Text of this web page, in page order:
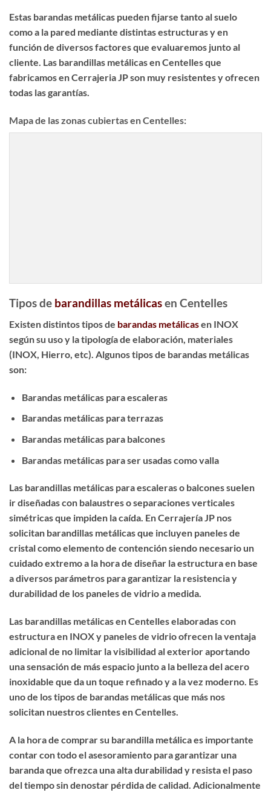
Estas barandas metálicas pueden fijarse tanto al suelo
como a la pared mediante distintas estructuras y en
función de diversos factores que evaluaremos junto al
cliente. Las barandillas metálicas en Centellesque
fabricamos en Cerrajeria JP son muy resistentes y ofrecen
todas las garantías.
Mapa de las zonas cubiertas en Centelles:
Tipos de barandillas metálicasen Centelles
Existen distintos tipos de barandas metálicasen INOX
según su uso y la tipología de elaboración, materiales
(INOX, Hierro, etc). Algunos tipos de barandas metálicas
son:
Barandas metálicas para escaleras
Barandas metálicas para terrazas
Barandas metálicas para balcones
Barandas metálicas para ser usadas como valla
Las barandillas metálicas para escaleraso balcones suelen
ir diseñadas con balaustres o separaciones verticales
simétricas que impiden la caída. En Cerrajería JP nos
solicitan barandillas metálicas que incluyen paneles de
cristal como elemento de contención siendo necesario un
cuidado extremo a la hora de diseñar la estructura en base
a diversos parámetros para garantizar la resistencia y
durabilidad de los paneles de vidrio a medida.
Las barandillas metálicas en Centelles elaboradas con
estructura en INOX y paneles de vidrio ofrecen la ventaja
adicional de no limitar la visibilidad al exterior aportando
una sensación de más espacio junto a la belleza del acero
inoxidable que da un toque refinado y a la vez moderno. Es
uno de los tipos de barandas metálicas que más nos
solicitan nuestros clientes en Centelles.
A la hora de comprar su barandilla metálicaes importante
contar con todo el asesoramiento para garantizar una
baranda que ofrezca una alta durabilidad y resista el paso
del tiempo sin denostar pérdida de calidad. Adicionalmente